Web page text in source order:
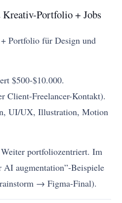
Portfolio + Jobs
Portfolio für Design und
$500-$10.000.
Client-Freelancer-Kontakt).
UI/UX, Illustration, Motion
Weiter portfoliozentriert. Im
augmentation”-Beispiele
→ Figma-Final).